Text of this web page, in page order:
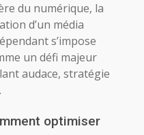
du numérique, la
d’un média
s’impose
un défi majeur
audace, stratégie
optimiser